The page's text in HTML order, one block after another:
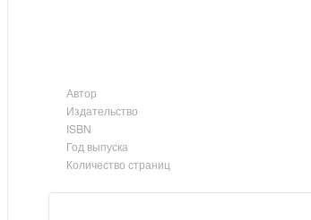
Автор
Издательство
ISBN
Год выпуска
Количество страниц